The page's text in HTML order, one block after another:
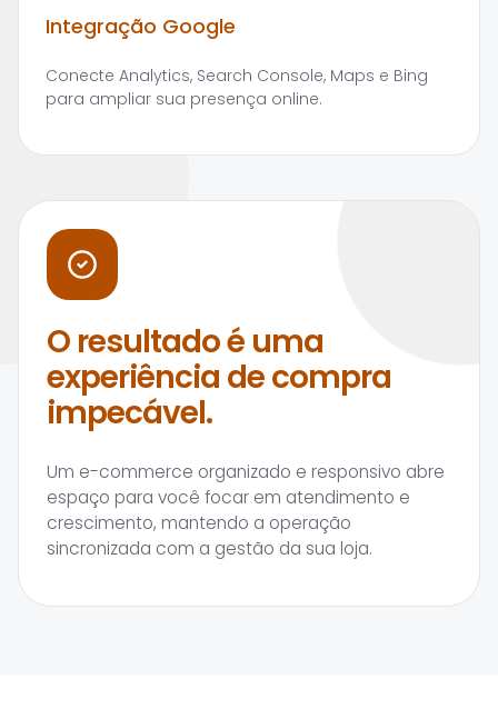
Integração Google
Conecte Analytics, Search Console, Maps e Bing
para ampliar sua presença online.
O resultado é uma
experiência de compra
impecável.
Um e-commerce organizado e responsivo abre
espaço para você focar em atendimento e
crescimento, mantendo a operação
sincronizada com a gestão da sua loja.